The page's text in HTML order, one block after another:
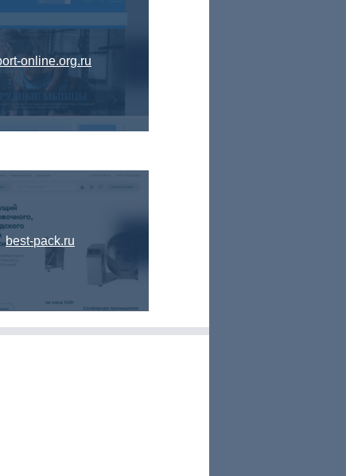
online.org.ru
best-pack.ru